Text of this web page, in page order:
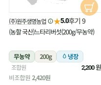
(주)원주생명농업 ★5.0후기 9
(농할 국산)느타리버섯(200g/무농약)
무농약 200g 냉장
조합원 2,200원
비조합원 2,420원